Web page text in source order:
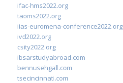
ifac-hms2022.org
taoms2022.org
iias-euromena-conference2022.org
ivd2022.org
csity2022.org
ibsarstudyabroad.com
bennusehgall.com
tsecincinnati.com